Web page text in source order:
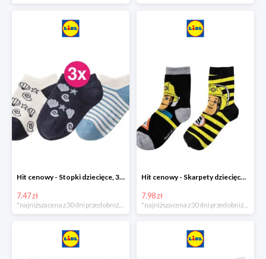
Hit cenowy - Stopki dziecięce, 3 pary
7.47 zł
Hit cenowy - Skarpety dziecięce, 2 pary
7.98 zł